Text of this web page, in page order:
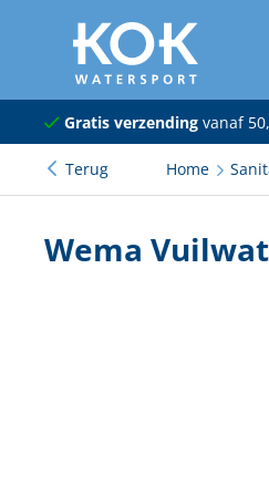
naar hoofdinhoudNavigatie
Dekuitrusting
Gratis verzendingvanaf
Terug Home
Wema